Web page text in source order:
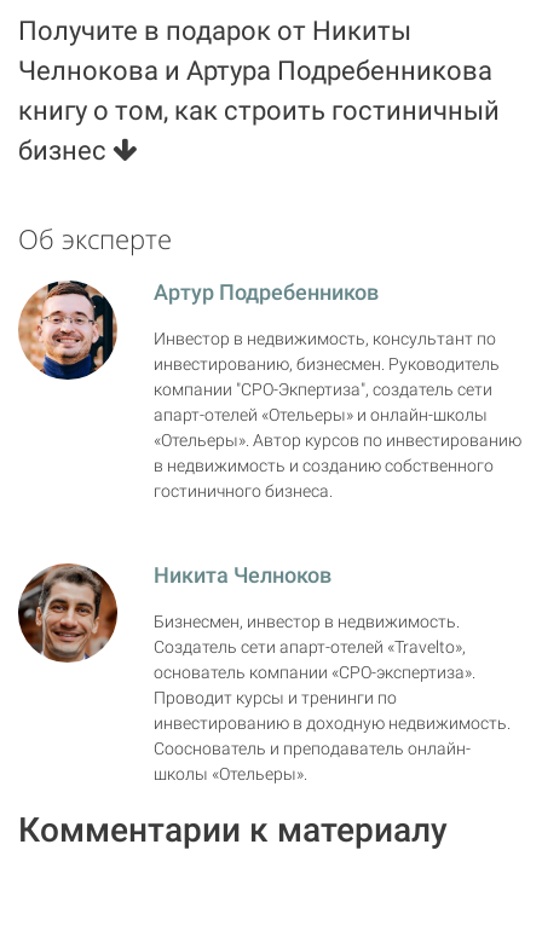
Получите в подарок от Никиты
Челнокова и Артура Подребенникова
книгу о том, как строить гостиничный
бизнес
Об эксперте
Артур Подребенников
Инвестор в недвижимость, консультант по
инвестированию, бизнесмен. Руководитель
компании "СРО-Экпертиза", создатель сети
апарт-отелей «Отельеры» и онлайн-школы
«Отельеры». Автор курсов по инвестированию
в недвижимость и созданию собственного
гостиничного бизнеса.
Никита Челноков
Бизнесмен, инвестор в недвижимость.
Создатель сети апарт-отелей «Travelto»,
основатель компании «СРО-экспертиза».
Проводит курсы и тренинги по
инвестированию в доходную недвижимость.
Сооснователь и преподаватель онлайн-
школы «Отельеры».
Комментарии к материалу